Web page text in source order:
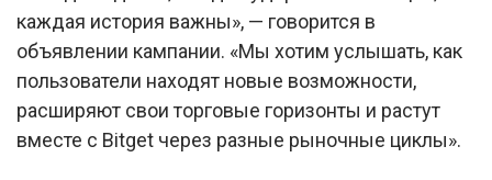
каждая история важны», — говорится в
объявлении кампании. «Мы хотим услышать, как
пользователи находят новые возможности,
расширяют свои торговые горизонты и растут
вместе с Bitget через разные рыночные циклы».